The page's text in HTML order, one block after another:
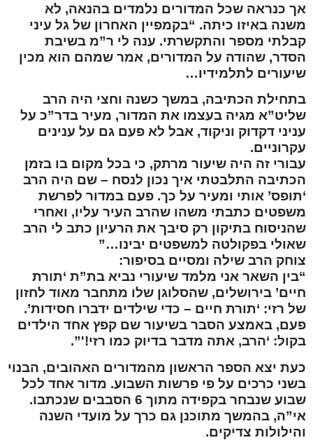
אך כנראה שכל המדורים נלמדים בהנאה, לא
משנה באיזו כיתה. “בקמפיין האחרון של גל עיני
קבלתי מספר והתקשרתי. ענה לי ר”מ בשיבת
הסדר, שהודה על המדורים, אמר שמהם הוא מכין
שיעורים לתלמידיו…
בתחילת הכתיבה, במשך כשנה וחצי היה הרב
שליט”א מגיה בעצמו את המדור, מעיר בדר”כ על
עניני דקדוק וניקוד, אבל לא פעם גם על ענינים
עקרוניים.
עבורי זה היה שיעור מרתק, כי בכל מקום בו בזמן
הכתיבה התלבטתי איך נכון לנסח – שם היה הרב
‘תופס’ אותי ומעיר על כך. פעם במדור לפרשת
משפטים כתבתי משהו שהרב העיר עליו, ואחרי
שהניסוח בתיקון רק סיבך את הרעיון כתב לי הרב
שאולי בפקולטה למשפטים יבינו…”
צוחק הרב שילה ומסיים בסיפור:
“בין השאר אני מלמד שיעורי נביא בת”ת ‘תורת
חיים’ בירושלים, שהסלוגן שלו מתחבר מאוד לחזון
של רזי: ‘תורת חיים – כדי שילדים ידברו חסידות’.
פעם, באמצע הסבר בשיעור שם קפץ אחד הילדים
בקול: ‘הרב, אתה מדבר בדיוק כמו רזי!'”.
כעת יצא הספר הראשון מהמדורים האהובים, הבנוי
בשני כרכים על פי פרשות השבוע. מדור אחד לכל
שבוע שנבחר בקפידה מתוך 6 הסבבים שנכתבו.
אי”ה, בהמשך מתוכנן גם כרך על מועדי השנה
והילולות צדיקים.